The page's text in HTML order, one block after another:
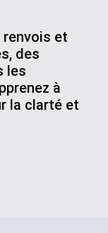
renvois et
des
les
à
la clarté et